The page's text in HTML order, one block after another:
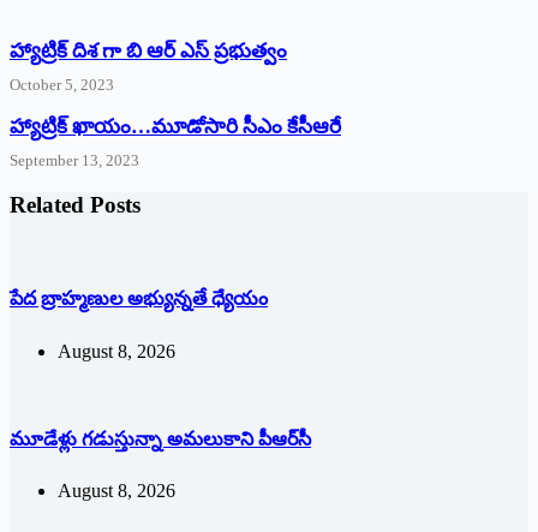
హ్యాట్రిక్ దిశ గా బి ఆర్ ఎస్ ప్రభుత్వం
October 5, 2023
హ్యాట్రిక్‌ ‌ఖాయం…మూడోసారి సీఎం కేసీఆరే
September 13, 2023
Related Posts
పేద బ్రాహ్మణుల అభ్యున్నతే ధ్యేయం
August 8, 2026
మూడేళ్లు గ‌డుస్తున్నా అమ‌లుకాని పీఆర్‌సీ
August 8, 2026